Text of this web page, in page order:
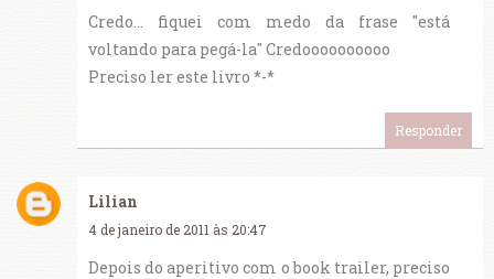
Credo... fiquei com medo da frase "está
voltando para pegá-la" Credoooooooooo
Preciso ler este livro *-*
Responder
Lilian
4 de janeiro de 2011 às 20:47
Depois do aperitivo com o book trailer, preciso